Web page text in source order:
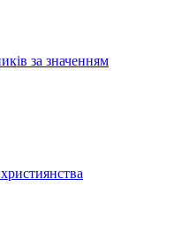
за значенням